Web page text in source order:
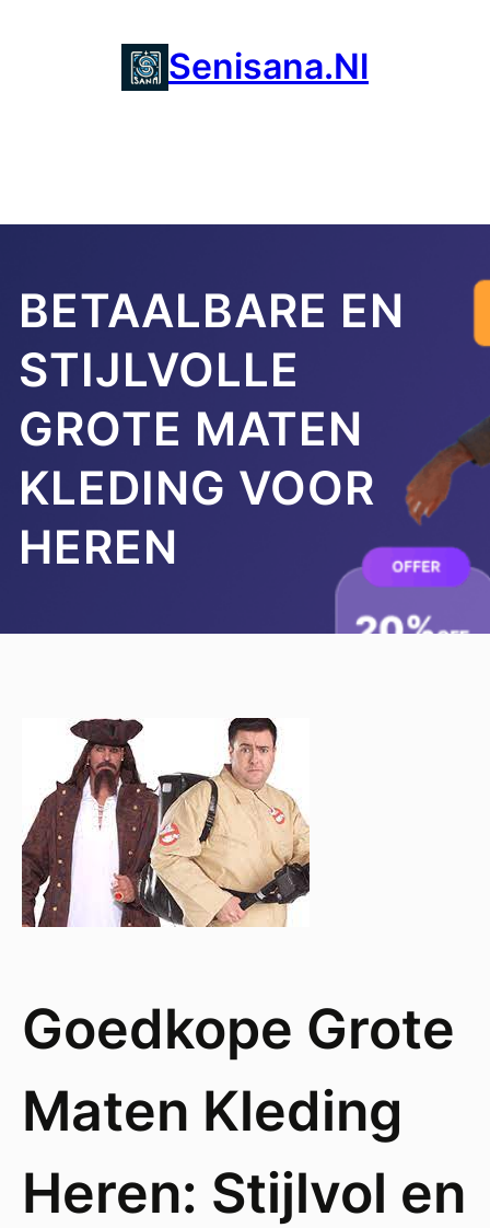
Senisana.nl
BETAALBARE EN
STIJLVOLLE
GROTE MATEN
KLEDING VOOR
HEREN
Goedkope Grote
Maten Kleding
Heren: Stijlvol en